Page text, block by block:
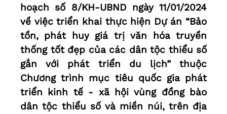
hoạch số 8/KH-UBND ngày 11/01/2024
về việc triển khai thực hiện Dự án “Bảo
tồn, phát huy giá trị văn hóa truyền
thống tốt đẹp của các dân tộc thiểu số
gắn với phát triển du lịch” thuộc
Chương trình mục tiêu quốc gia phát
triển kinh tế - xã hội vùng đồng bào
dân tộc thiểu số và miền núi, trên địa